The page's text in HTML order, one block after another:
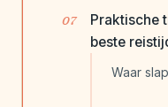
Praktische
beste
Waar